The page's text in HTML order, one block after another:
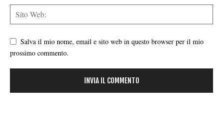
Salva il mio nome, email e sito web in questo browser per il mio
prossimo commento.